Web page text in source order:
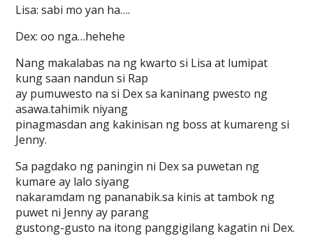
Lisa: sabi mo yan ha….
Dex: oo nga…hehehe
Nang makalabas na ng kwarto si Lisa at lumipat
kung saan nandun si Rap
ay pumuwesto na si Dex sa kaninang pwesto ng
asawa.tahimik niyang
pinagmasdan ang kakinisan ng boss at kumareng si
Jenny.
Sa pagdako ng paningin ni Dex sa puwetan ng
kumare ay lalo siyang
nakaramdam ng pananabik.sa kinis at tambok ng
puwet ni Jenny ay parang
gustong-gusto na itong panggigilang kagatin ni Dex.